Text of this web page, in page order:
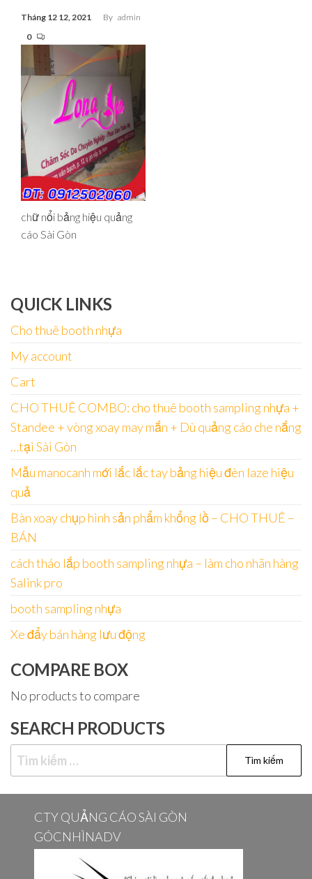
Tháng 12 12, 2021 By admin
0
chữ nổi bảng hiệu quảng
cáo Sài Gòn
QUICK LINKS
Cho thuê booth nhựa
My account
Cart
CHO THUÊ COMBO: cho thuê booth sampling nhựa +
Standee + vòng xoay may mắn + Dù quảng cáo che nắng
…tại Sài Gòn
Mẫu manocanh mới lắc lắc tay bảng hiệu đèn laze hiệu
quả
Bàn xoay chụp hình sản phẩm khổng lồ – CHO THUÊ –
BÁN
cách tháo lắp booth sampling nhựa – làm cho nhãn hàng
Salink pro
booth sampling nhựa
Xe đẩy bán hàng lưu động
COMPARE BOX
No products to compare
SEARCH PRODUCTS
Tìm
kiếm
cho:
CTY QUẢNG CÁO SÀI GÒN
GÓCNHÌNADV